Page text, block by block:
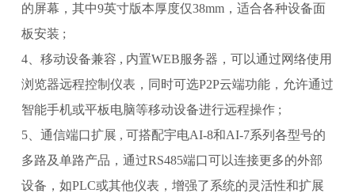
的屏幕，其中9英寸版本厚度仅38mm，适合各种设备面
板安装 ;
4、移动设备兼容 , 内置WEB服务器，可以通过网络使用
浏览器远程控制仪表，同时可选P2P云端功能，允许通过
智能手机或平板电脑等移动设备进行远程操作 ;
5、通信端口扩展 , 可搭配宇电AI-8和AI-7系列各型号的
多路及单路产品，通过RS485端口可以连接更多的外部
设备，如PLC或其他仪表，增强了系统的灵活性和扩展